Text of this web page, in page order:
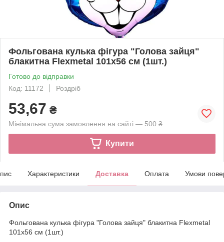
Фольгована кулька фігура "Голова зайця"
блакитна Flexmetal 101х56 см (1шт.)
Готово до відправки
Код: 11172
Роздріб
53,67 ₴
Мінімальна сума замовлення на сайті — 500 ₴
Купити
Характеристики Доставка Оплата Умови
Опис
Фольгована кулька фігура "Голова зайця" блакитна Flexmetal
101х56 см (1шт.)